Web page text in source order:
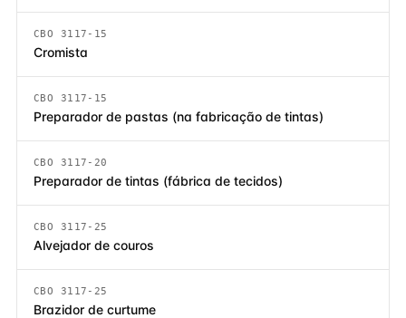
CBO 3117-15
Cromista
CBO 3117-15
Preparador de pastas (na fabricação de tintas)
CBO 3117-20
Preparador de tintas (fábrica de tecidos)
CBO 3117-25
Alvejador de couros
CBO 3117-25
Brazidor de curtume